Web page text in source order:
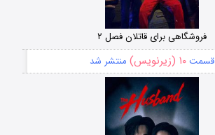
فروشگاهی برای قاتلان فصل ۲
قسمت۱۰ (زیرنویس) منتشر شد